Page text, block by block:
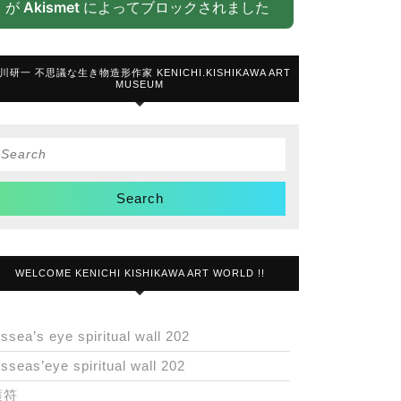
が Akismetによってブロックされました
研一 不思議な生き物造形作家 KENICHI.KISHIKAWA ART
MUSEUM
Search
WELCOME KENICHI KISHIKAWA ART WORLD !!
eye spiritual wall 202
spiritual wall 202
符